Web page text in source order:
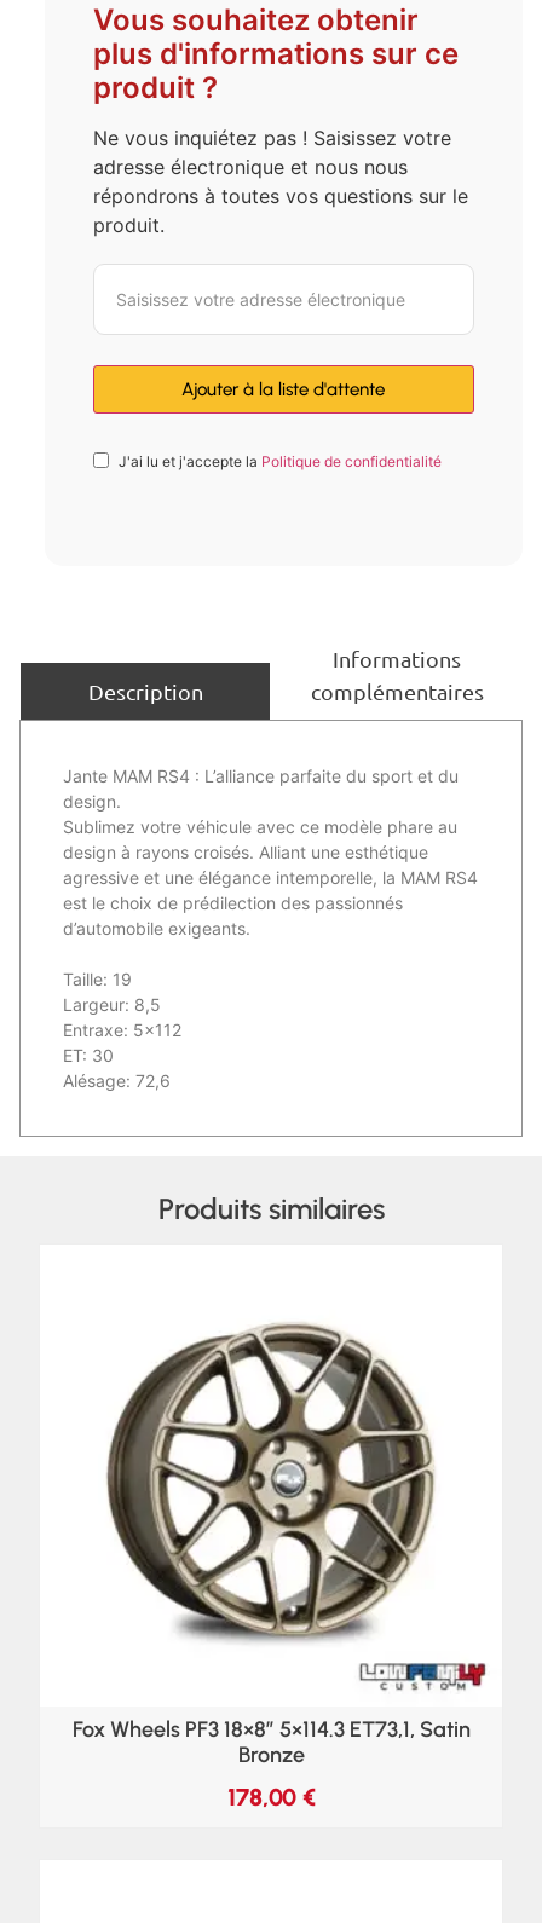
Vous souhaitez obtenir
plus d'informations sur ce
produit ?
Ne vous inquiétez pas ! Saisissez votre
adresse électronique et nous nous
répondrons à toutes vos questions sur le
produit.
J'ai lu et j'accepte la Politique de confidentialité
Description
Informations
complémentaires
Jante MAM RS4 : L’alliance parfaite du sport et du
design.
Sublimez votre véhicule avec ce modèle phare au
design à rayons croisés. Alliant une esthétique
agressive et une élégance intemporelle, la MAM RS4
est le choix de prédilection des passionnés
d’automobile exigeants.
Taille: 19
Largeur: 8,5
Entraxe: 5×112
ET: 30
Alésage: 72,6
Produits similaires
Fox Wheels PF3 18×8″ 5×114.3 ET73,1, Satin
Bronze
178,00 €